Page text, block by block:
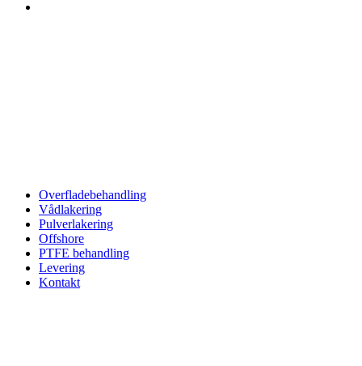
Overfladebehandling
Vådlakering
Pulverlakering
Offshore
PTFE behandling
Levering
Kontakt